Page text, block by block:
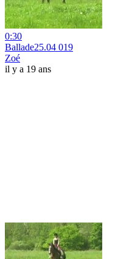
0:30
Ballade25.04 019
Zoé
il y a 19 ans